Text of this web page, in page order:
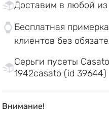
Доставим в любой
Бесплатная
клиентов без
Серьги пусеты
1942casato (id 39644)
Внимание!